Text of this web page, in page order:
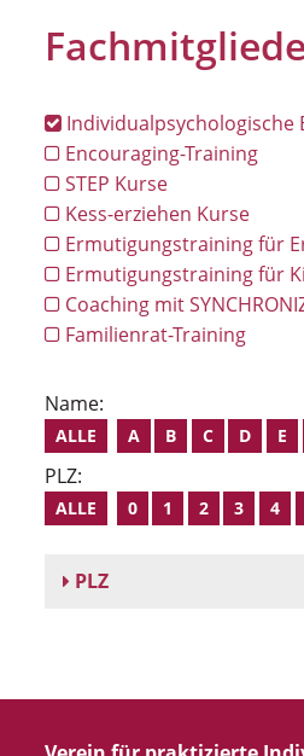
Individualpsychologische
Encouraging-Training
STEP Kurse
Kess-erziehen Kurse
Ermutigungstraining für
Ermutigungstraining für
Coaching mit
Familienrat-Training
Name:
ALLE A B C D E
PLZ:
ALLE 0 1 2 3 4
PLZ